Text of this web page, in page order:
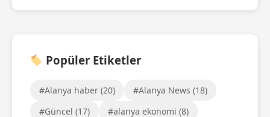
Popüler Etiketler
#Alanya haber (20)
#Alanya News (18)
#Güncel (17)
#alanya ekonomi (8)